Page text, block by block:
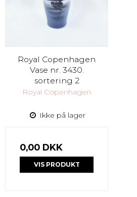
Royal Copenhagen
Vase nr. 3430.
sortering 2
Royal Copenhagen
Ikke på lager
0,00 DKK
VIS PRODUKT